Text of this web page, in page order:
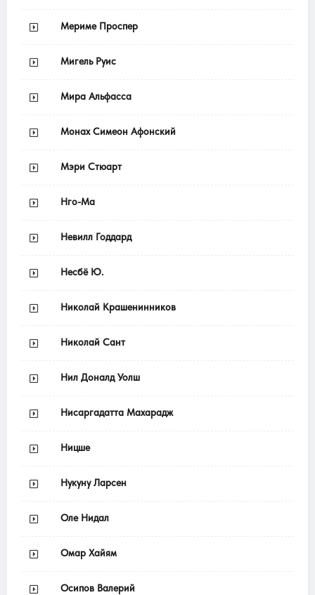
Мериме Проспер
Мигель Руис
Мира Альфасса
Монах Симеон Афонский
Мэри Стюарт
Нго-Ма
Невилл Годдард
Несбё Ю.
Николай Крашенинников
Николай Сант
Нил Доналд Уолш
Нисаргадатта Махарадж
Ницше
Нукуну Ларсен
Оле Нидал
Омар Хайям
Осипов Валерий